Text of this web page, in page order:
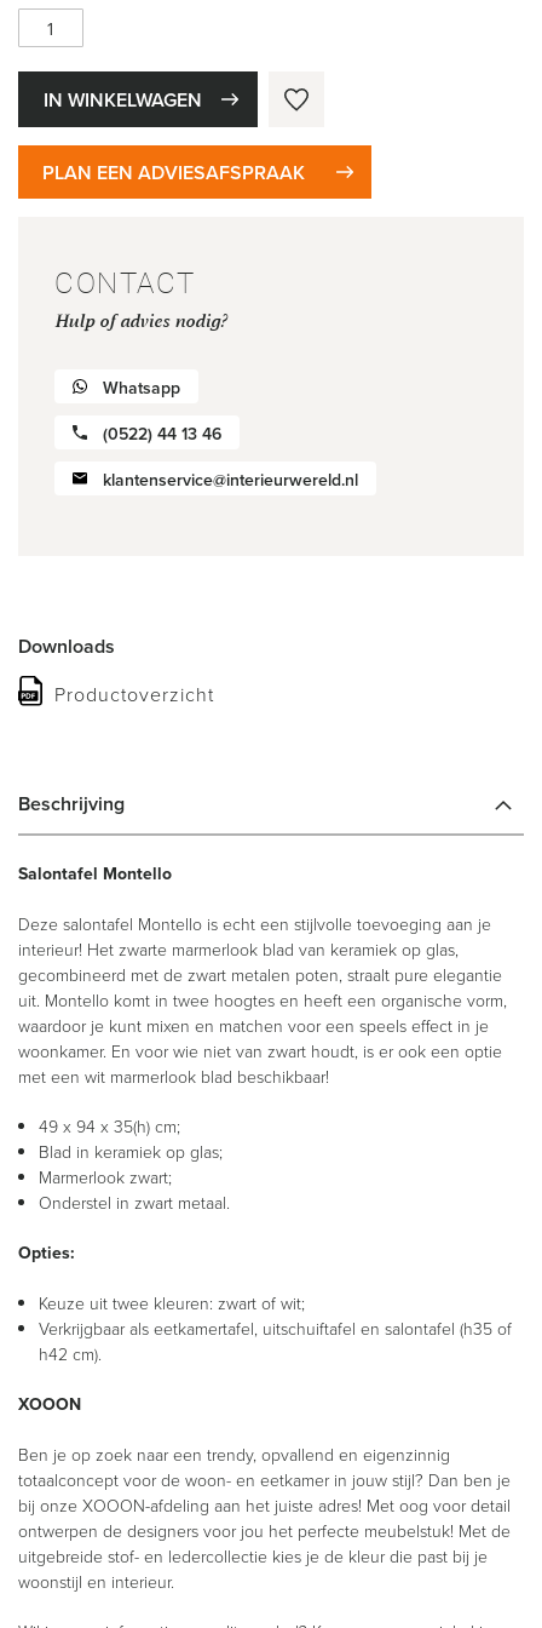
IN WINKELWAGEN
PLAN EEN ADVIESAFSPRAAK
CONTACT
Hulp of advies nodig?
Whatsapp
(0522) 44 13 46
klantenservice@interieurwereld.nl
Downloads
Productoverzicht
Beschrijving
Salontafel Montello
Deze salontafel Montello is echt een stijlvolle toevoeging aan je
interieur! Het zwarte marmerlook blad van keramiek op glas,
gecombineerd met de zwart metalen poten, straalt pure elegantie
uit. Montello komt in twee hoogtes en heeft een organische vorm,
waardoor je kunt mixen en matchen voor een speels effect in je
woonkamer. En voor wie niet van zwart houdt, is er ook een optie
met een wit marmerlook blad beschikbaar!
49 x 94 x 35(h) cm;
Blad in keramiek op glas;
Marmerlook zwart;
Onderstel in zwart metaal.
Opties:
Keuze uit twee kleuren: zwart of wit;
Verkrijgbaar als eetkamertafel, uitschuiftafel en salontafel (h35 of
h42 cm).
XOOON
Ben je op zoek naar een trendy, opvallend en eigenzinnig
totaalconcept voor de woon- en eetkamer in jouw stijl? Dan ben je
bij onze XOOON-afdeling aan het juiste adres! Met oog voor detail
ontwerpen de designers voor jou het perfecte meubelstuk! Met de
uitgebreide stof- en ledercollectie kies je de kleur die past bij je
woonstijl en interieur.